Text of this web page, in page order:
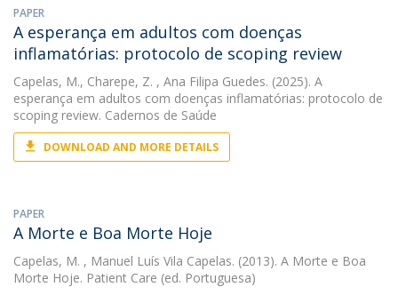
PAPER
A esperança em adultos com doenças
inflamatórias: protocolo de scoping review
Capelas, M., Charepe, Z. , Ana Filipa Guedes. (2025). A
esperança em adultos com doenças inflamatórias: protocolo de
scoping review. Cadernos de Saúde
DOWNLOAD AND MORE DETAILS
PAPER
A Morte e Boa Morte Hoje
Capelas, M. , Manuel Luís Vila Capelas. (2013). A Morte e Boa
Morte Hoje. Patient Care (ed. Portuguesa)